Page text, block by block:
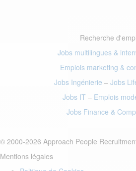
Recherche
Jobs multilingues &
Emplois marketing &
Jobs Ingénierie – Jobs
Jobs IT – Emplois
Jobs Finance &
© 2000-2026 Approach People
Mentions légales